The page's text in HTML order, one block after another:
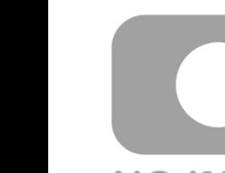
https://i.meee.com.tw/
https://i.meee.com.tw/
了週本素材 相信很多人
次可以大寫特寫了 期待